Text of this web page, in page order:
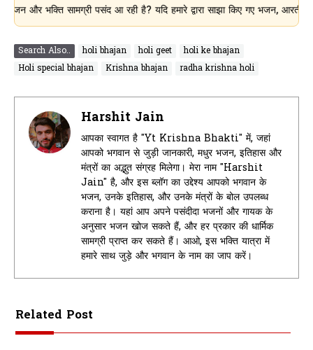
भक्ति सामग्री पसंद आ रही है? यदि हमारे द्वारा साझा किए गए भजन, आरती,
Search Also.. holi bhajan holi geet
holi ke bhajan
Holi special bhajan
Krishna bhajan radha krishna holi
Harshit Jain
आपका स्वागत है "Yt Krishna Bhakti" में, जहां
आपको भगवान से जुड़ी जानकारी, मधुर भजन, इतिहास और
मंत्रों का अद्भुत संग्रह मिलेगा। मेरा नाम "Harshit
Jain" है, और इस ब्लॉग का उद्देश्य आपको भगवान के
भजन, उनके इतिहास, और उनके मंत्रों के बोल उपलब्ध
कराना है। यहां आप अपने पसंदीदा भजनों और गायक के
अनुसार भजन खोज सकते हैं, और हर प्रकार की धार्मिक
सामग्री प्राप्त कर सकते हैं। आओ, इस भक्ति यात्रा में
हमारे साथ जुड़े और भगवान के नाम का जाप करें।
Related Post